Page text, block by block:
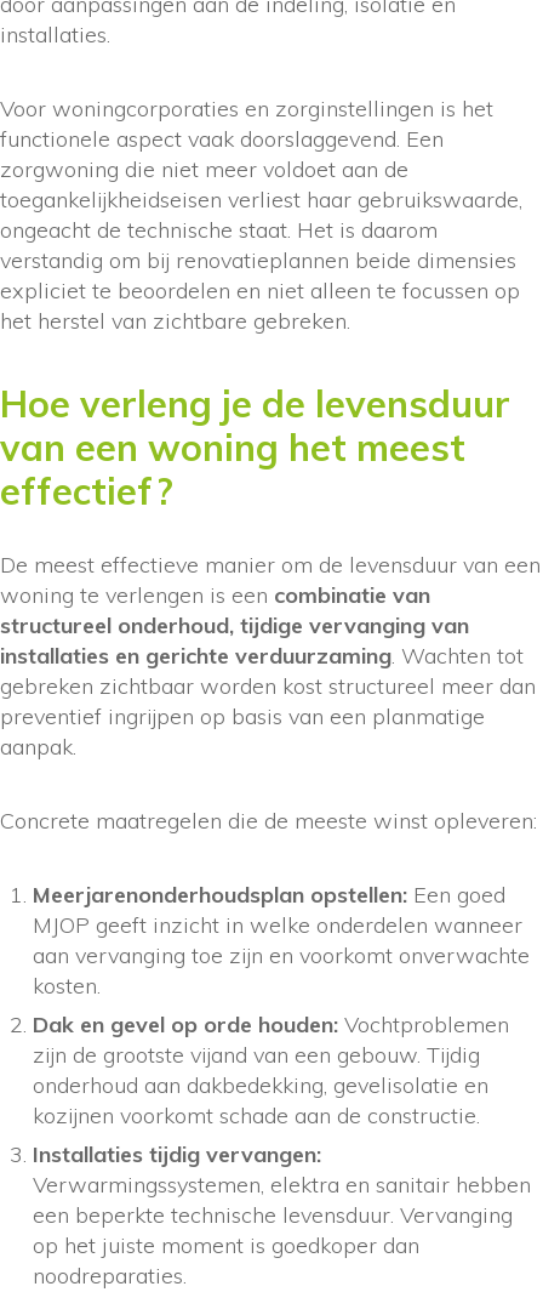
installaties.
Voor woningcorporaties en zorginstellingen is het
functionele aspect vaak doorslaggevend. Een
zorgwoning die niet meer voldoet aan de
toegankelijkheidseisen verliest haar gebruikswaarde,
ongeacht de technische staat. Het is daarom
verstandig om bij renovatieplannen beide dimensies
expliciet te beoordelen en niet alleen te focussen op
het herstel van zichtbare gebreken.
Hoe verleng je de levensduur
van een woning het meest
effectief?
De meest effectieve manier om de levensduur van een
woning te verlengen is een combinatie van
structureel onderhoud, tijdige vervanging van
installaties en gerichte verduurzaming. Wachten tot
gebreken zichtbaar worden kost structureel meer dan
preventief ingrijpen op basis van een planmatige
aanpak.
Concrete maatregelen die de meeste winst opleveren:
Meerjarenonderhoudsplan opstellen: Een goed
MJOP geeft inzicht in welke onderdelen wanneer
aan vervanging toe zijn en voorkomt onverwachte
kosten.
Dak en gevel op orde houden: Vochtproblemen
zijn de grootste vijand van een gebouw. Tijdig
onderhoud aan dakbedekking, gevelisolatie en
kozijnen voorkomt schade aan de constructie.
Installaties tijdig vervangen:
Verwarmingssystemen, elektra en sanitair hebben
een beperkte technische levensduur. Vervanging
op het juiste moment is goedkoper dan
noodreparaties.